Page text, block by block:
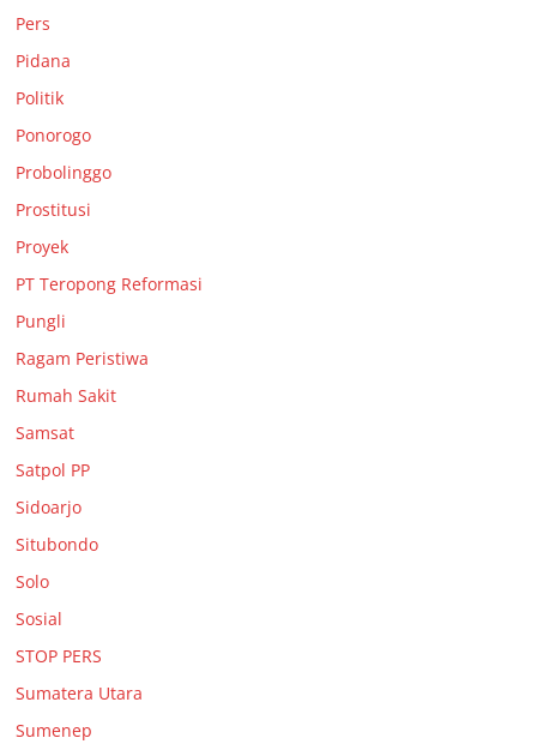
Pers
Pidana
Politik
Ponorogo
Probolinggo
Prostitusi
Proyek
PT Teropong Reformasi
Pungli
Ragam Peristiwa
Rumah Sakit
Samsat
Satpol PP
Sidoarjo
Situbondo
Solo
Sosial
STOP PERS
Sumatera Utara
Sumenep